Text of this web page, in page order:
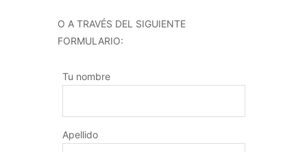
O A TRAVÉS DEL SIGUIENTE
FORMULARIO:
Tu nombre
Apellido